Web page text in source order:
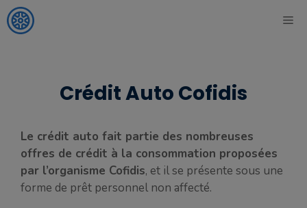
Aller
au
Crédit Auto Cofidis
Le crédit auto fait partie des nombreuses
offres de crédit à la consommation proposées
par l’organisme Cofidis, et il se présente sous une
forme de prêt personnel non affecté.